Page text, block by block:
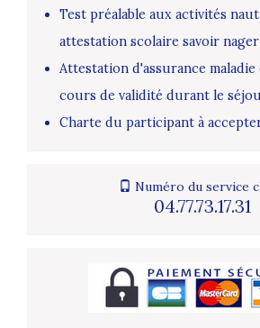
Test préalable aux activités
attestation scolaire savoir nager
Attestation d'assurance
cours de validité durant le
Charte du participant à
Numéro du service
04.77.73.17.31